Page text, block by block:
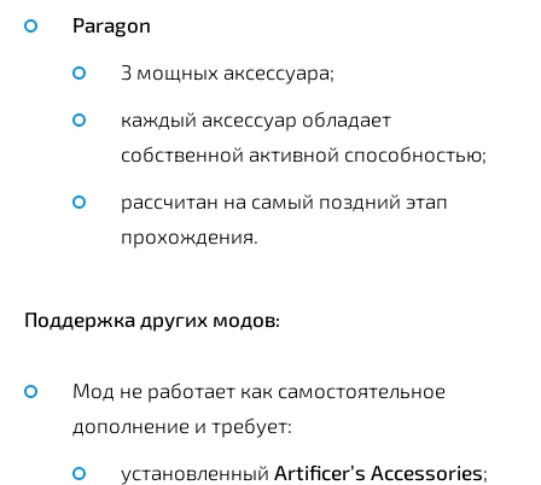
Paragon
3 мощных аксессуара;
каждый аксессуар обладает
собственной активной способностью;
рассчитан на самый поздний этап
прохождения.
Поддержка других модов:
Мод не работает как самостоятельное
дополнение и требует:
установленный Artificer’s Accessories;